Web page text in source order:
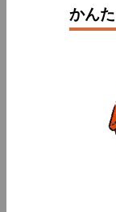
かん